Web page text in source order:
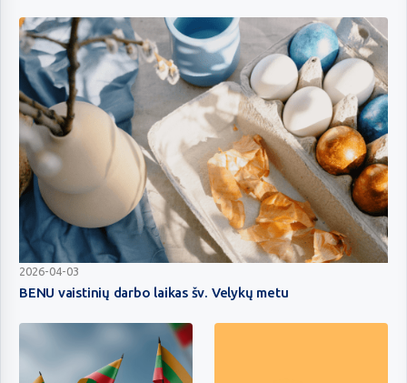
BENU
vaistinių
šv.
Velykų
2026-04-03
BENU vaistinių darbo laikas šv. Velykų metu